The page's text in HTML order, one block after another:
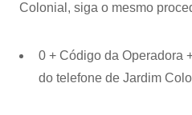
Colonial, siga o mesmo
0 + Código da Operadora
do telefone de Jardim